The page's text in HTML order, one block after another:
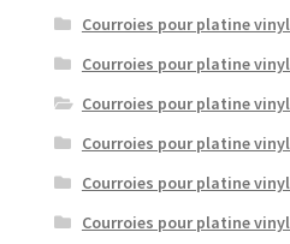
Courroies pour platine
Courroies pour platine
Courroies pour platine
Courroies pour platine
Courroies pour platine
Courroies pour platine